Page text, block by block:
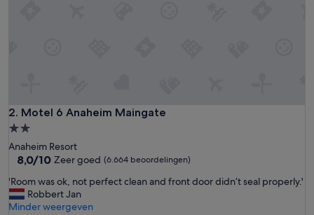
2. Motel 6 Anaheim Maingate
Motel 6 Anaheim Maingate
2.0-
sterrenaccommodatie
Anaheim Resort
8.0
10,
Zeer
goed,
8,0/10 Zeer goed (6.664 beoordelingen)
'
R
o
'Room was ok, not perfect clean and front door didn’t seal properly.'
Robbert Jan
Minder weergeven